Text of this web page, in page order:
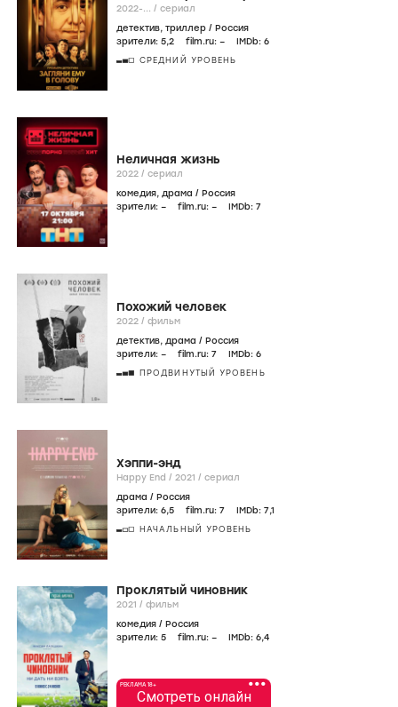
2022-... / сериал
детектив, триллер / Россия
зрители: 5,2 film.ru: – IMDb: 6
СРЕДНИЙ УРОВЕНЬ
Неличная жизнь
2022 / сериал
комедия, драма / Россия
зрители: – film.ru: – IMDb: 7
Похожий человек
2022 / фильм
детектив, драма / Россия
зрители: – film.ru: 7 IMDb: 6
ПРОДВИНУТЫЙ УРОВЕНЬ
Хэппи-энд
Happy End / 2021 / сериал
драма / Россия
зрители: 6,5 film.ru: 7 IMDb: 7,1
НАЧАЛЬНЫЙ УРОВЕНЬ
Проклятый чиновник
2021 / фильм
комедия / Россия
зрители: 5 film.ru: – IMDb: 6,4
•••
РЕКЛАМА 18+
Смотреть онлайн